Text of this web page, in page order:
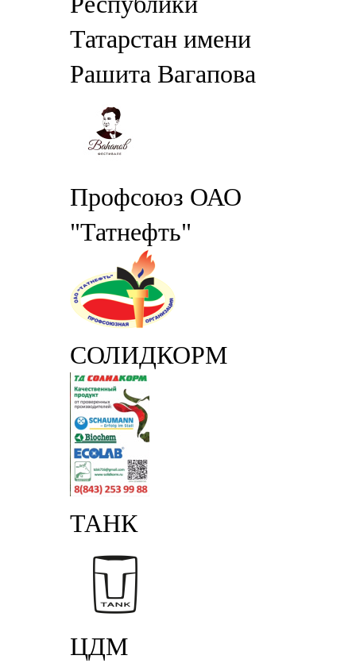
Татарстан имени
Рашита Вагапова
Профсоюз ОАО
"Татнефть"
СОЛИДКОРМ
ТАНК
ЦДМ